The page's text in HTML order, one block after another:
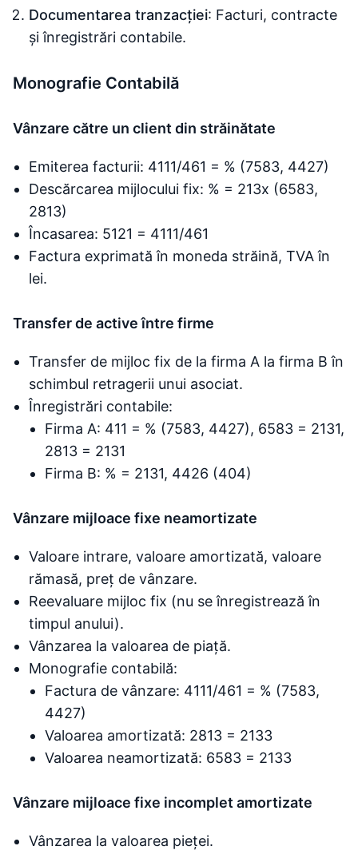
Documentarea tranzacției: Facturi, contracte
și înregistrări contabile.
Monografie Contabilă
Vânzare către un client din străinătate
Emiterea facturii: 4111/461 = % (7583, 4427)
Descărcarea mijlocului fix: % = 213x (6583,
2813)
Încasarea: 5121 = 4111/461
Factura exprimată în moneda străină, TVA în
lei.
Transfer de active între firme
Transfer de mijloc fix de la firma A la firma B în
schimbul retragerii unui asociat.
Înregistrări contabile:
Firma A: 411 = % (7583, 4427), 6583 = 2131,
2813 = 2131
Firma B: % = 2131, 4426 (404)
Vânzare mijloace fixe neamortizate
Valoare intrare, valoare amortizată, valoare
rămasă, preț de vânzare.
Reevaluare mijloc fix (nu se înregistrează în
timpul anului).
Vânzarea la valoarea de piață.
Monografie contabilă:
Factura de vânzare: 4111/461 = % (7583,
4427)
Valoarea amortizată: 2813 = 2133
Valoarea neamortizată: 6583 = 2133
Vânzare mijloace fixe incomplet amortizate
Vânzarea la valoarea pieței.